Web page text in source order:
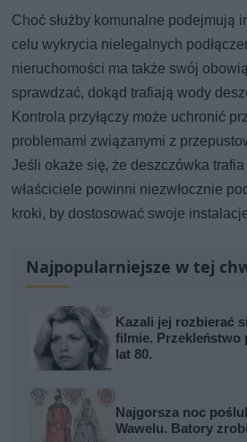
Choć służby komunalne podejmują
celu wykrycia nielegalnych
nieruchomości ma także swój
sprawdzać, dokąd trafiają wody
Kontrola przyłączy może uchronić
problemami związanymi z
Jeśli okaże się, że deszczówka
właściciele powinni niezwłocznie
kroki, by dostosować swoje
Najpopularniejsze w tej
Kazali jej rozbierać
filmie. Przekleństwo
lat 80.
Najgorsza noc
Wawelu. Batory